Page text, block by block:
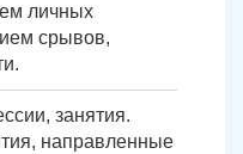
личных
срывов,
занятия.
направленные